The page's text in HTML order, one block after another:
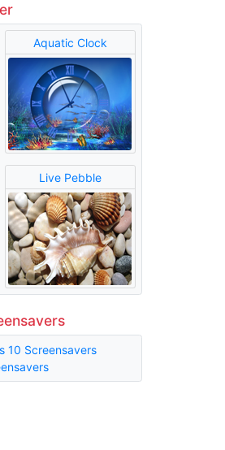
Aquatic Clock
Live Pebble
10 Screensavers